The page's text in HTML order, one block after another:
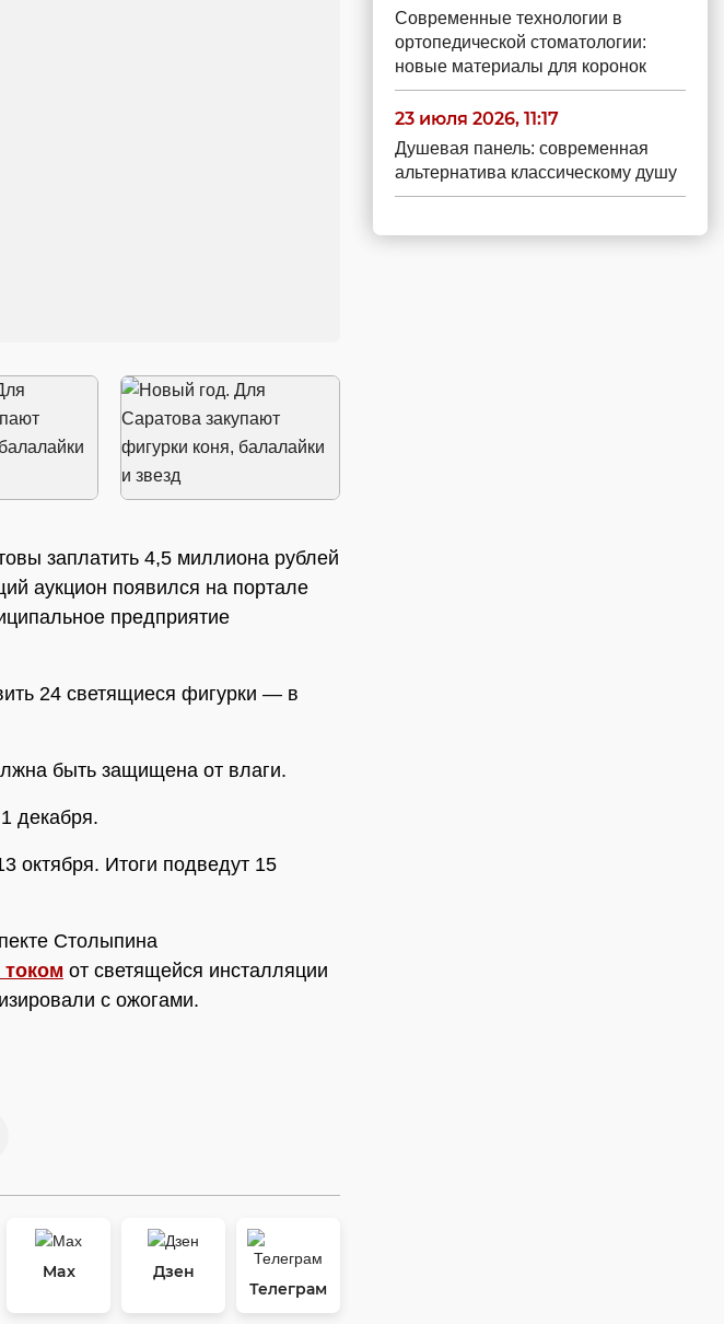
заплатить 4,5 миллиона рублей
аукцион появился на портале
предприятие
24 светящиеся фигурки — в
быть защищена от влаги.
декабря.
октября. Итоги подведут 15
Столыпина
током от светящейся инсталляции
с ожогами.
Max
Дзен
Телеграм
Современные технологии в
ортопедической стоматологии:
новые материалы для коронок
23 июля 2026, 11:17
Душевая панель: современная
альтернатива классическому душу